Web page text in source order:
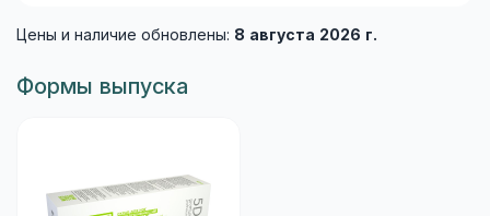
Цены и наличие обновлены: 8 августа 2026 г.
Формы выпуска